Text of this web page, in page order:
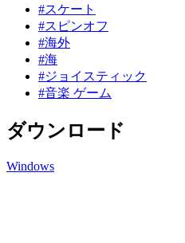
#スケート
#スピンオフ
#海外
#海
#ジョイスティック
#音楽 ゲーム
ダウンロード
Windows